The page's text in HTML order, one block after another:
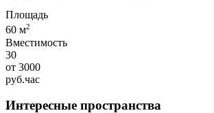
Площадь
60 м2
Вместимость
30
от 3000
руб.час
Интересные пространства